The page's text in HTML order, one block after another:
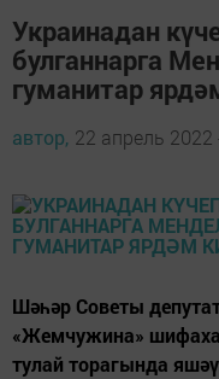
Украинадан
булганнарга
гуманитар
автор, 22 апрель 2022
Шәһәр Советы
«Жемчужина»
тулай торагында